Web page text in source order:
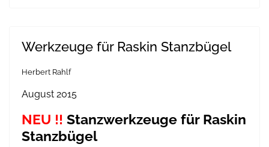
Werkzeuge für Raskin Stanzbügel
Herbert Rahlf
August 2015
NEU !! Stanzwerkzeuge für Raskin
Stanzbügel